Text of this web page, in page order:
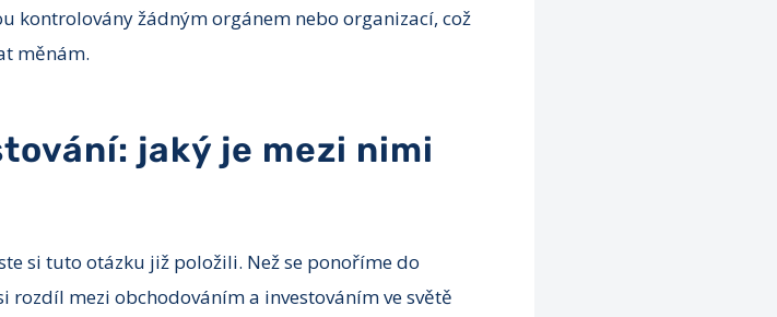
kontrolovány žádným orgánem nebo organizací, což
měnám.
jaký je mezi nimi
si tuto otázku již položili. Než se ponoříme do
mezi obchodováním a investováním ve světě